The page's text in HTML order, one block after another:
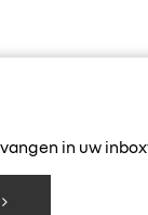
in uw